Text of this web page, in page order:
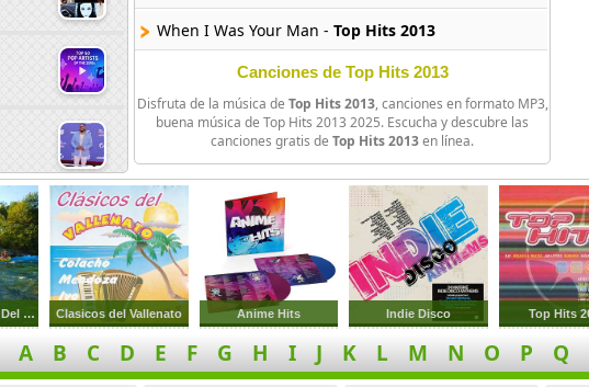
When I Was Your Man - Top Hits 2013
Get Lucky -Top Hits 2013
White Noise -Top Hits 2013
Backseat Freestyle -
Top Hits 2013
Applause -Top Hits 2013
Cant Hold Us (feat Ray Dalton) -Top Hits 2013
Thrift Shop (feat Wanz) -
Top Hits 2013
This Is What It Feels Like -Top Hits 2013
Work Bitch -
Top Hits 2013
Canciones de Top Hits 2013
Disfruta de la música de Top Hits 2013, canciones en formato MP3,
buena música de Top Hits 2013 2025. Escucha y descubre las
canciones gratis de Top Hits 2013en línea.
Arroyos Rapidos Del Rio Clasicos del Vallenato Anime Hits Indie Disco Top Hits
A B C D E F G H I J K L M N O P Q